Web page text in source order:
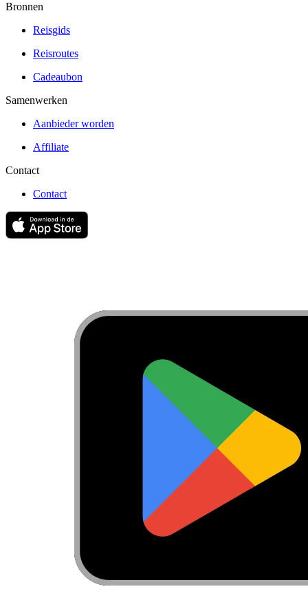
Bronnen
Reisgids
Reisroutes
Cadeaubon
Samenwerken
Aanbieder worden
Affiliate
Contact
Contact